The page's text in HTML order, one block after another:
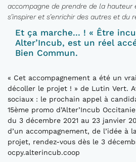
accompagne de prendre de la hauteur
s’inspirer et s’enrichir des autres et du
Et ça marche... ! « Être
Alter’Incub, est un réel
Bien Commun.
« Cet accompagnement a été un
décoller le projet ! » de Lutin Vert.
sociaux : le prochain appel à
15ème promo d’Alter’Incub
du 3 décembre 2021 au 23 janvier
d’un accompagnement, de l’idée à
projet, rendez-vous dès le 3
ocpy.alterincub.coop